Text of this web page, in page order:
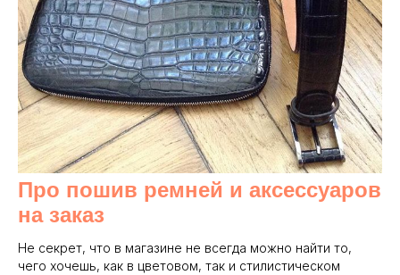
Про пошив ремней и аксессуаров
на заказ
Не секрет, что в магазине не всегда можно найти то,
чего хочешь, как в цветовом, так и стилистическом